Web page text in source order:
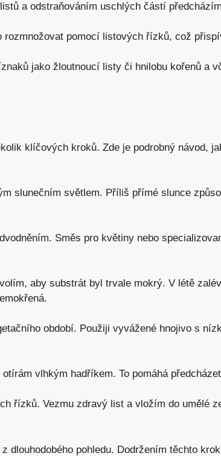
a odstraňováním uschlých částí
rozmnožovat pomocí listových řízků, což
jako žloutnoucí listy či hnilobu kořenů a
klíčových kroků. Zde je podrobný návod,
slunečním světlem. Příliš přímé slunce
Směs pro květiny nebo
aby substrát byl trvale mokrý. V létě
období. Použiji vyvážené hnojivo s
vlhkým hadříkem. To pomáhá
řízků. Vezmu zdravý list a vložím do umělé
dlouhodobého pohledu. Dodržením těchto